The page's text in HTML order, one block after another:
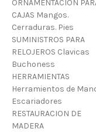
ORNAMENTACION
CAJAS Mangos.
Cerraduras. Pies
SUMINISTROS PARA
RELOJEROS Clavicas
Buchoness
HERRAMIENTAS
Herramientos de
Escariadores
RESTAURACION DE
MADERA